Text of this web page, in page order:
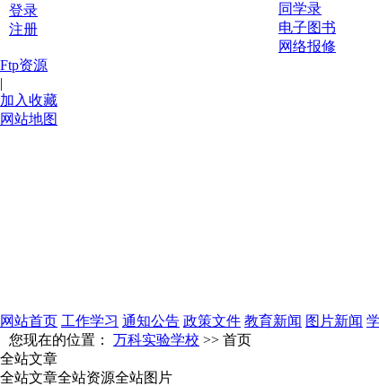
登录
注册
同学录
电子图书
网络报修
Ftp资源
|
加入收藏
网站地图
网站首页 工作学习 通知公告 政策文件 教育新闻 图片新闻
您现在的位置： 万科实验学校 >> 首页
全站文章
全站文章全站资源全站图片